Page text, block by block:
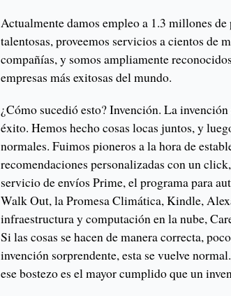
Actualmente damos empleo a 1.3 millones de
talentosas, proveemos servicios a cientos de
compañías, y somos ampliamente
empresas más exitosas del mundo.
¿Cómo sucedió esto? Invención. La
éxito. Hemos hecho cosas locas juntos, y
normales. Fuimos pioneros a la hora de
recomendaciones personalizadas con un
servicio de envíos Prime, el programa para
Walk Out, la Promesa Climática, Kindle,
infraestructura y computación en la nube,
Si las cosas se hacen de manera correcta,
invención sorprendente, esta se vuelve
ese bostezo es el mayor cumplido que un